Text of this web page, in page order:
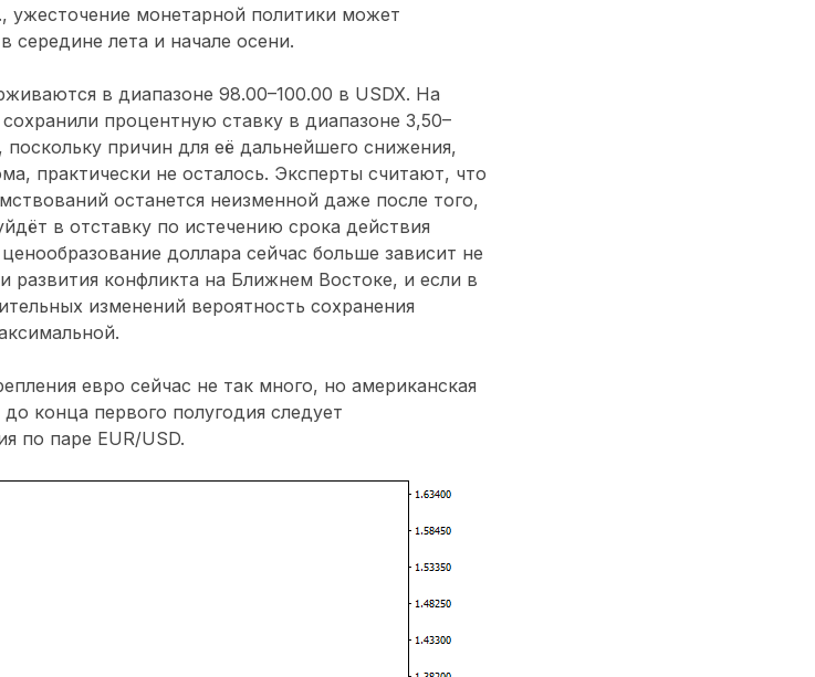
ужесточение монетарной политики может
середине лета и начале осени.
в диапазоне 98.00–100.00 в USDX. На
процентную ставку в диапазоне 3,50–
причин для её дальнейшего снижения,
практически не осталось. Эксперты считают, что
останется неизменной даже после того,
в отставку по истечению срока действия
доллара сейчас больше зависит не
развития конфликта на Ближнем Востоке, и если в
изменений вероятность сохранения
евро сейчас не так много, но американская
конца первого полугодия следует
по паре EUR/USD.